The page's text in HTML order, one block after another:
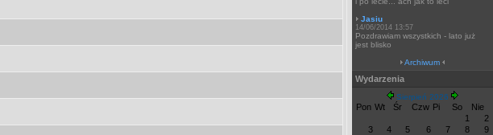
Jasiu
14/06/2014 13:57
Pozdrawiam wszystkich - lato już
jest blisko
Archiwum
Wydarzenia
Sierpień 2026
Pon Wt Śr Czw Pi So
Nie
1
2
3
4 5 6 7 8
9